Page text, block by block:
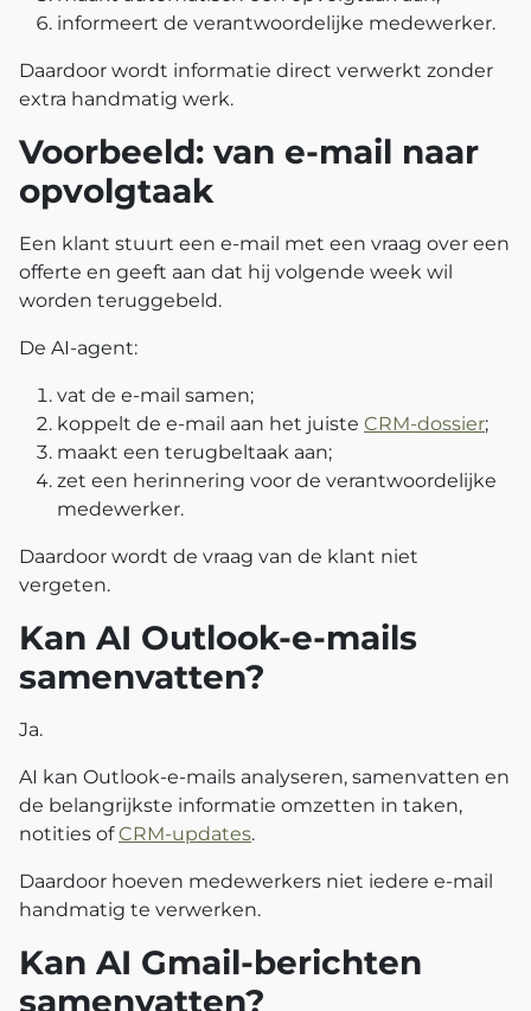
informeert de verantwoordelijke medewerker.
Daardoor wordt informatie direct verwerkt zonder
extra handmatig werk.
Voorbeeld: van e-mail naar
opvolgtaak
Een klant stuurt een e-mail met een vraag over een
offerte en geeft aan dat hij volgende week wil
worden teruggebeld.
De AI-agent:
vat de e-mail samen;
koppelt de e-mail aan het juiste CRM-dossier;
maakt een terugbeltaak aan;
zet een herinnering voor de verantwoordelijke
medewerker.
Daardoor wordt de vraag van de klant niet
vergeten.
Kan AI Outlook-e-mails
samenvatten?
Ja.
AI kan Outlook-e-mails analyseren, samenvatten en
de belangrijkste informatie omzetten in taken,
notities ofCRM-updates.
Daardoor hoeven medewerkers niet iedere e-mail
handmatig te verwerken.
Kan AI Gmail-berichten
samenvatten?